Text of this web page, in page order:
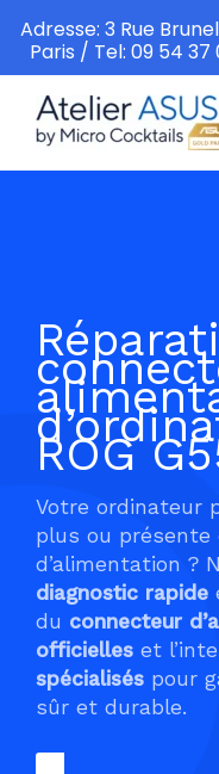
contenu
ROG
Votre ordinateur
plus ou présente
d’alimentation ?
diagnostic rapide
du connecteur
officielles et
spécialisés pour
sûr et durable.
Adresse: 3 Rue
Paris / Tel: 09 54 37